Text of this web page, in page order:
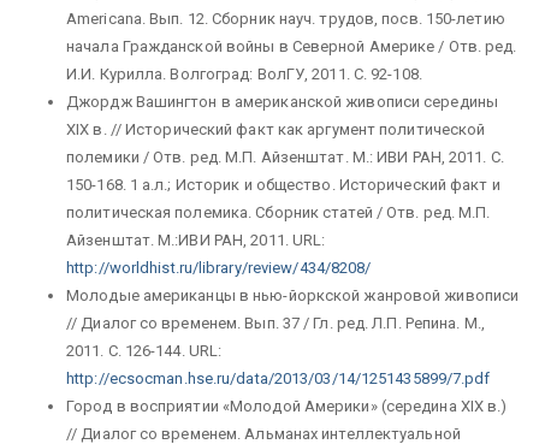
Americana. Вып. 12. Сборник науч. трудов, посв. 150-летию
начала Гражданской войны в Северной Америке / Отв. ред.
И.И. Курилла. Волгоград: ВолГУ, 2011. С. 92-108.
Джордж Вашингтон в американской живописи середины
XIX в. // Исторический факт как аргумент политической
полемики / Отв. ред. М.П. Айзенштат. М.: ИВИ РАН, 2011. С.
150-168. 1 а.л.; Историк и общество. Исторический факт и
политическая полемика. Сборник статей / Отв. ред. М.П.
Айзенштат. М.:ИВИ РАН, 2011. URL:
http://worldhist.ru/library/review/434/8208/
Молодые американцы в нью-йоркской жанровой живописи
// Диалог со временем. Вып. 37 / Гл. ред. Л.П. Репина. М.,
2011. С. 126-144. URL:
http://ecsocman.hse.ru/data/2013/03/14/1251435899/7.pdf
Город в восприятии «Молодой Америки» (середина XIX в.)
// Диалог со временем. Альманах интеллектуальной